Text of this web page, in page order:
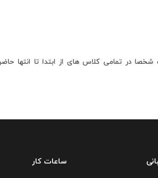
در تمامی کلاس های از ابتدا تا انتها
ساعات کار